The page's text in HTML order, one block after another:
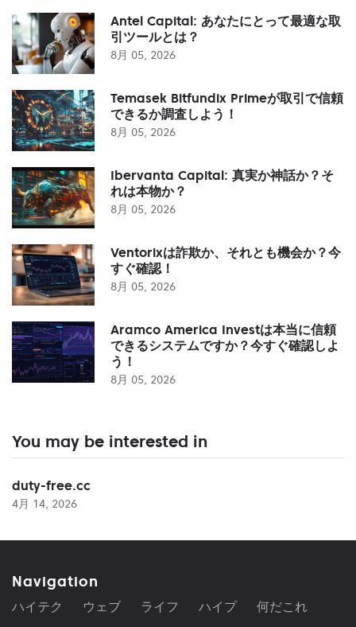
Antel Capital: あなたにとって最適な取
引ツールとは？
8月 05, 2026
Temasek Bitfundix Primeが取引で信頼
できるか調査しよう！
8月 05, 2026
Ibervanta Capital: 真実か神話か？そ
れは本物か？
8月 05, 2026
Ventorixは詐欺か、それとも機会か？今
すぐ確認！
8月 05, 2026
Aramco America Investは本当に信頼
できるシステムですか？今すぐ確認しよ
う！
8月 05, 2026
You may be interested in
duty-free.cc
4月 14, 2026
Navigation
ハイテク ウェブ ライフ ハイプ 何だこれ